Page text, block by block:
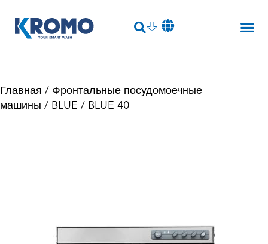
Главная / Фронтальные посудомоечные
машины / BLUE / BLUE 40